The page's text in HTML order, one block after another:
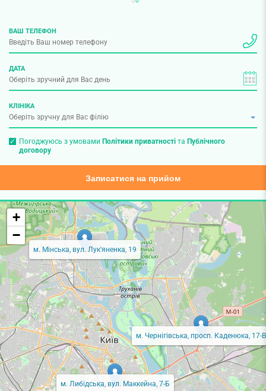
ВАШ ТЕЛЕФОН
ДАТА
КЛІНІКА
Погоджуюсь з умовами Політики приватностіта Публічного
договору
Записатися на прийом
м. Мінська, вул. Лук'яненка, 19
м. Либідська, вул. Маккейна, 7-Б
м. Чернігівська, просп. Каденюка, 17-В
+
−